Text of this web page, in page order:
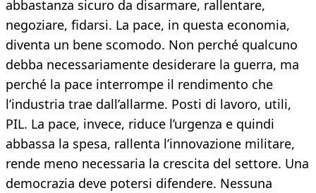
abbastanza sicuro da disarmare, rallentare,
negoziare, fidarsi. La pace, in questa economia,
diventa un bene scomodo. Non perché qualcuno
debba necessariamente desiderare la guerra, ma
perché la pace interrompe il rendimento che
l’industria trae dall’allarme. Posti di lavoro, utili,
PIL. La pace, invece, riduce l’urgenza e quindi
abbassa la spesa, rallenta l’innovazione militare,
rende meno necessaria la crescita del settore. Una
democrazia deve potersi difendere. Nessuna